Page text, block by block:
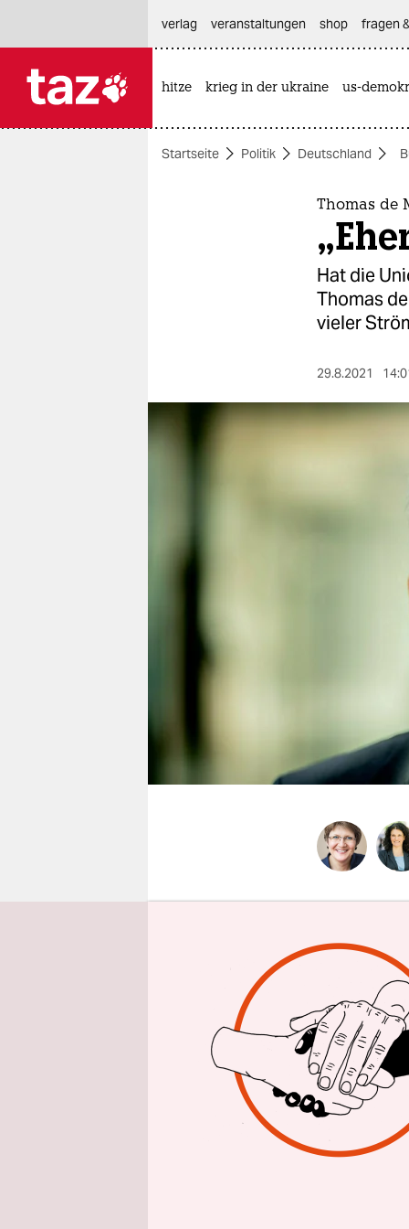
themen
berlin
nord
verlag
fragen & hilfe
abo
genossenschaft
verlag
veranstaltungen shop fragen
hitze krieg in der ukraine us-
Startseite Politik Deutschland
Thomas de
Hat die
Thomas
vieler
29.8.2021
Manche
eines
Thomas
geändert.
den 70er
Haltung